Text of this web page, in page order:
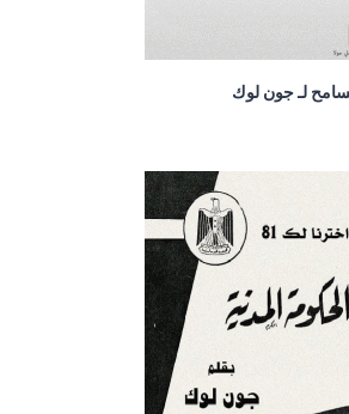
لـ جون لوك